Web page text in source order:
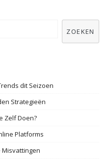
ZOEKEN
dit Seizoen
Strategieën
Zelf Doen?
Platforms